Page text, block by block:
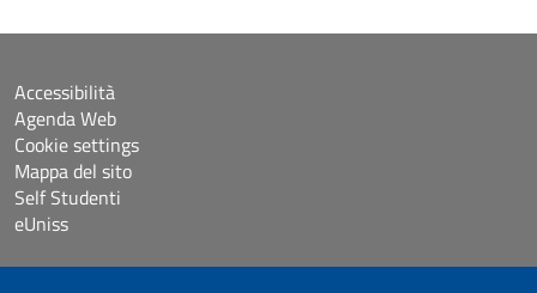
Accessibilità
Agenda Web
Cookie settings
Mappa del sito
Self Studenti
eUniss